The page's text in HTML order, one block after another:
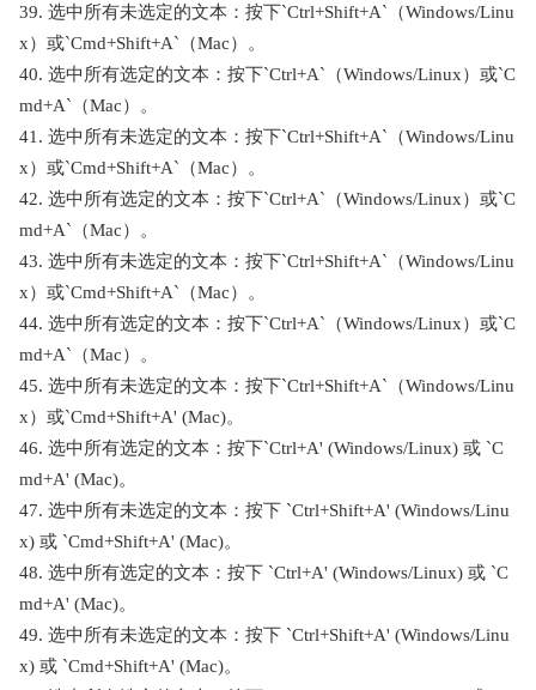
39. 选中所有未选定的文本：按下`Ctrl+Shift+A`（Windows/Linu
x）或`Cmd+Shift+A`（Mac）。
40. 选中所有选定的文本：按下`Ctrl+A`（Windows/Linux）或`C
md+A`（Mac）。
41. 选中所有未选定的文本：按下`Ctrl+Shift+A`（Windows/Linu
x）或`Cmd+Shift+A`（Mac）。
42. 选中所有选定的文本：按下`Ctrl+A`（Windows/Linux）或`C
md+A`（Mac）。
43. 选中所有未选定的文本：按下`Ctrl+Shift+A`（Windows/Linu
x）或`Cmd+Shift+A`（Mac）。
44. 选中所有选定的文本：按下`Ctrl+A`（Windows/Linux）或`C
md+A`（Mac）。
45. 选中所有未选定的文本：按下`Ctrl+Shift+A`（Windows/Linu
x）或`Cmd+Shift+A' (Mac)。
46. 选中所有选定的文本：按下`Ctrl+A' (Windows/Linux) 或 `C
md+A' (Mac)。
47. 选中所有未选定的文本：按下 `Ctrl+Shift+A' (Windows/Linu
x) 或 `Cmd+Shift+A' (Mac)。
48. 选中所有选定的文本：按下 `Ctrl+A' (Windows/Linux) 或 `C
md+A' (Mac)。
49. 选中所有未选定的文本：按下 `Ctrl+Shift+A' (Windows/Linu
x) 或 `Cmd+Shift+A' (Mac)。